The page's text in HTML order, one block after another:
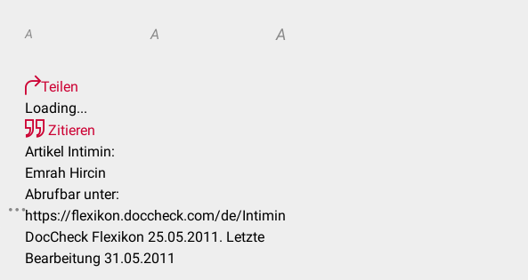
A A A
Teilen
Loading...
Zitieren
Artikel Intimin:
Emrah Hircin
Abrufbar unter:
https://flexikon.doccheck.com/de/Intimin
DocCheck Flexikon 25.05.2011. Letzte
Bearbeitung 31.05.2011